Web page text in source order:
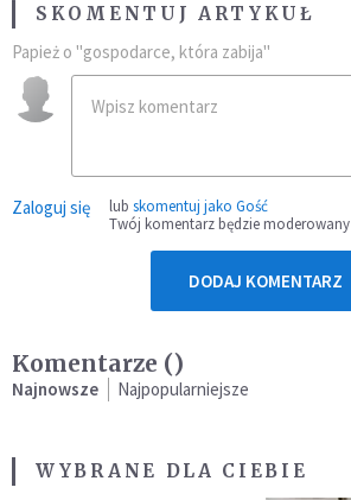
SKOMENTUJ ARTYKUŁ
Papież o "gospodarce, która zabija"
Zaloguj się lub skomentuj jako Gość
Twój komentarz będzie moderowany
DODAJ KOMENTARZ
Komentarze ()
Najnowsze Najpopularniejsze
WYBRANE DLA CIEBIE